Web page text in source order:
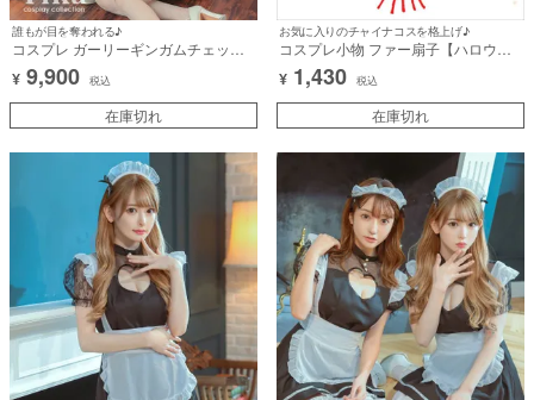
誰もが目を奪われる♪
コスプレ ガーリーギンガムチェック
リボンランジェリー風ツインへそ出し
フレアスカートメイド [4点セット] (ジ
ャケット/ブラ/スカート/カチューシ
ャ)【ハロウィン】[tk-hw898825]
¥ 9,900 税込
在庫切れ
お気に入りのチャイナコスを格上げ♪
コスプレ小物 ファー扇子【ハロウィ
ン】[tk-hwyt715]
¥ 1,430 税込
在庫切れ